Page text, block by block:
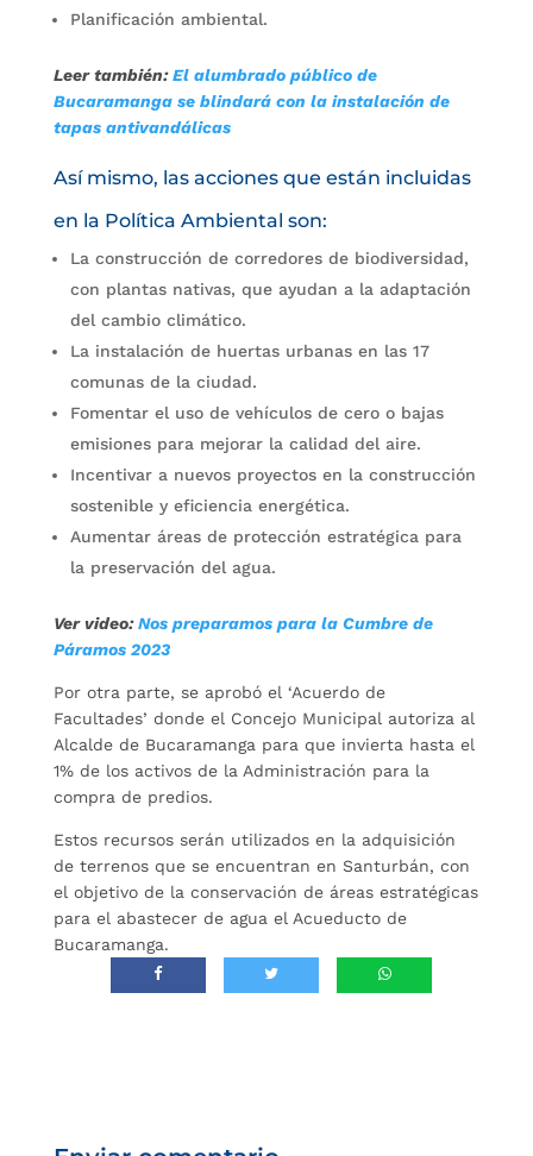
Planificación ambiental.
Leer también:El alumbrado público de
Bucaramanga se blindará con la instalación de
tapas antivandálicas
Así mismo, las acciones que están incluidas
en la Política Ambiental son:
La construcción de corredores de biodiversidad,
con plantas nativas, que ayudan a la adaptación
del cambio climático.
La instalación de huertas urbanas en las 17
comunas de la ciudad.
Fomentar el uso de vehículos de cero o bajas
emisiones para mejorar la calidad del aire.
Incentivar a nuevos proyectos en la construcción
sostenible y eficiencia energética.
Aumentar áreas de protección estratégica para
la preservación del agua.
Ver video:Nos preparamos para la Cumbre de
Páramos 2023
Por otra parte, se aprobó el ‘Acuerdo de
Facultades’ donde el Concejo Municipal autoriza al
Alcalde de Bucaramanga para que invierta hasta el
1% de los activos de la Administración para la
compra de predios.
Estos recursos serán utilizados en la adquisición
de terrenos que se encuentran en Santurbán, con
el objetivo de la conservación de áreas estratégicas
para el abastecer de agua el Acueducto de
Bucaramanga.